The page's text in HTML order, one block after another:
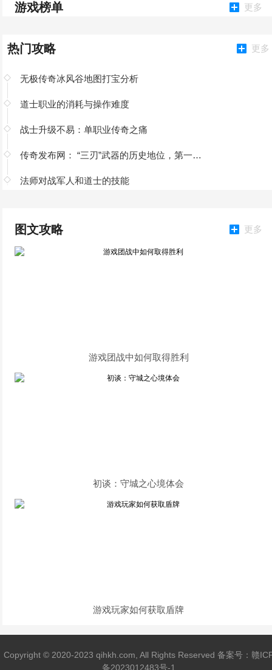
游戏榜单 更多
热门攻略 更多
无极传奇冰风谷地图打宝分析
道士职业的消耗与操作难度
战士升级不易：单职业传奇之痛
传奇发布网： “三刃”武器的历史地位，第一实至名
法师对战军人和道士的技能
图文攻略 更多
游戏团战中如何取得胜利
初谈：守城之心境体会
游戏玩家如何获取盾牌
Copyright © 2020-2023 qihkh.com, All Rights Reserved 备案号： 赣
备2023012483号-1